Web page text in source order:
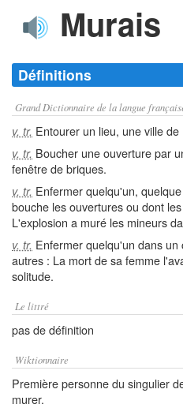
Murais
Définitions
Grand Dictionnaire de la langue
v. tr. Entourer un lieu, une ville
v. tr. Boucher une ouverture par
fenêtre de briques.
v. tr. Enfermer quelqu'un,
bouche les ouvertures ou dont
L'explosion a muré les mineurs
v. tr. Enfermer quelqu'un dans
autres : La mort de sa femme
solitude.
Le littré
pas de définition
Wiktionnaire
Première personne du singulier
murer.